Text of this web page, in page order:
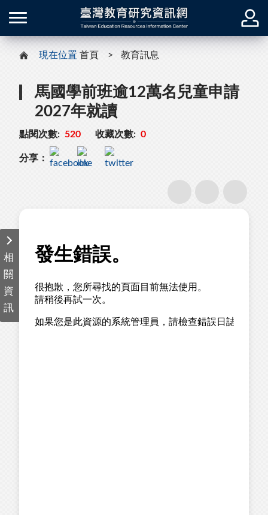
現在位置 首頁 教育訊息
馬國學前班逾12萬名兒童申請
2027年就讀
點閱次數: 520 收藏次數: 0
分享：
相
關
資
訊